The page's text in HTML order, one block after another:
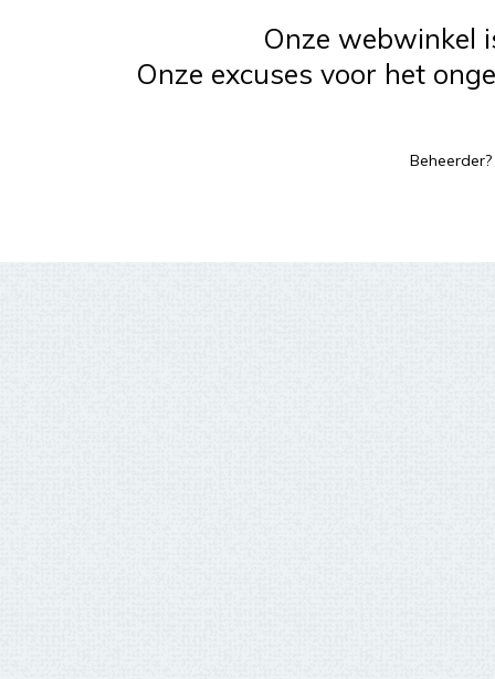
Onze webwinkel
Onze excuses voor het
Beheerder?